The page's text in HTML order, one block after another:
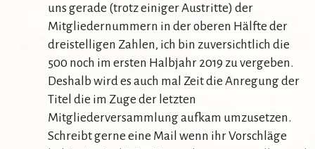
uns gerade (trotz einiger Austritte) der
Mitgliedernummern in der oberen Hälfte der
dreistelligen Zahlen, ich bin zuversichtlich die
500 noch im ersten Halbjahr 2019 zu vergeben.
Deshalb wird es auch mal Zeit die Anregung der
Titel die im Zuge der letzten
Mitgliederversammlung aufkam umzusetzen.
Schreibt gerne eine Mail wenn ihr Vorschläge